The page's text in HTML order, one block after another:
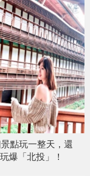
點玩一整天，還
爆「北投」！